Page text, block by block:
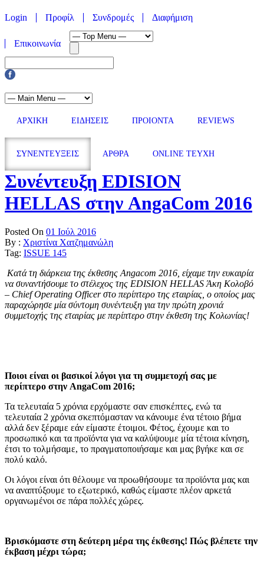
Login Προφίλ Συνδρομές Διαφήμιση
Επικοινωνία
ΑΡΧΙΚΗ ΕΙΔΗΣΕΙΣ ΠΡΟΙΟΝΤΑ REVIEWS
ΣΥΝΕΝΤΕΥΞΕΙΣ ΑΡΘΡΑ ONLINE TEYXH
Συνέντευξη EDISION
HELLAS στην AngaCom 2016
Posted On 01 Ιούλ 2016
By : Χριστίνα Χατζημανώλη
Tag: ISSUE 145
Κατά τη διάρκεια της έκθεσηςAngacom 2016, είχαμε την ευκαιρία
να συναντήσουμε το στέλεχος της EDISION HELLASΆκη Κολοβό
– Chief Operating Officerστο περίπτερο της εταιρίας, ο οποίος μας
παραχώρησε μία σύντομη συνέντευξη για την πρώτη χρονιά
συμμετοχής της εταιρίας με περίπτερο στην έκθεση της Κολωνίας!
Ποιοι είναι οι βασικοί λόγοι για τη συμμετοχή σας με
περίπτερο στην AngaCom 2016;
Τα τελευταία 5 χρόνια ερχόμαστε σαν επισκέπτες, ενώ τα
τελευταία 2 χρόνια σκεπτόμασταν να κάνουμε ένα τέτοιο βήμα
αλλά δεν ξέραμε εάν είμαστε έτοιμοι. Φέτος, έχουμε και το
προσωπικό και τα προϊόντα για να καλύψουμε μία τέτοια κίνηση,
έτσι το τολμήσαμε, το πραγματοποιήσαμε και μας βγήκε και σε
πολύ καλό.
Οι λόγοι είναι ότι θέλουμε να προωθήσουμε τα προϊόντα μας και
να αναπτύξουμε το εξωτερικό, καθώς είμαστε πλέον αρκετά
οργανωμένοι σε πάρα πολλές χώρες.
Βρισκόμαστε στη δεύτερη μέρα της έκθεσης! Πώς βλέπετε την
έκβαση μέχρι τώρα;